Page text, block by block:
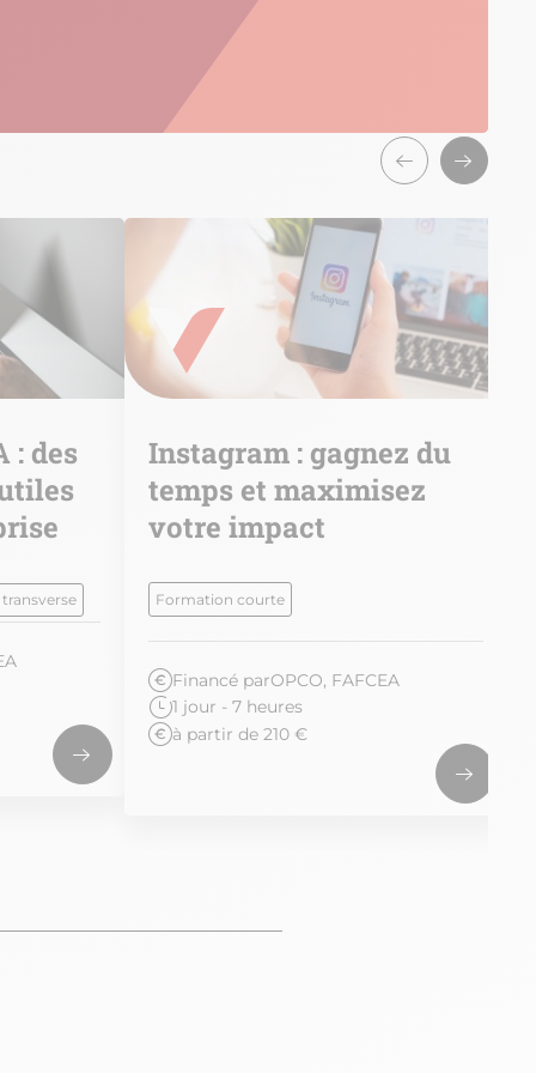
: des
Instagram : gagnez du
temps et maximisez
votre impact
Formation courte
Financé parOPCO, FAFCEA
1 jour - 7 heures
à partir de 210 €